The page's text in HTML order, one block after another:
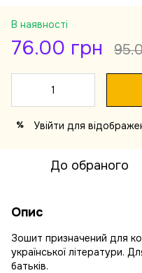
В наявності
76.00 грн
% Увійти для
До обраного
Опис
Зошит призначений для
української літератури.
батьків.